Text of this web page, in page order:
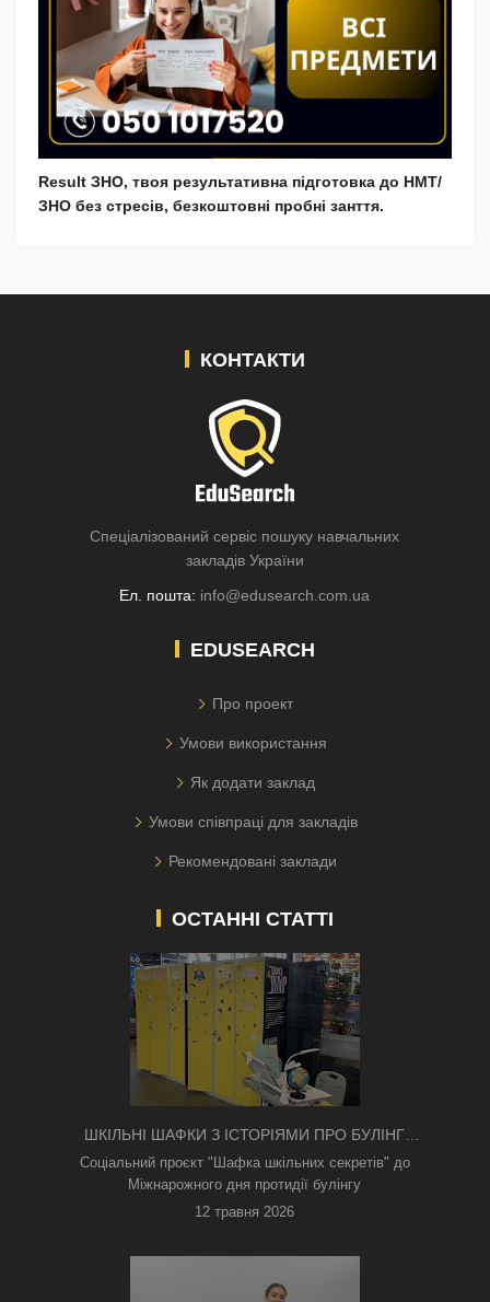
Result ЗНО, твоя результативна підготовка до НМТ/
ЗНО без стресів, безкоштовні пробні занття.
КОНТАКТИ
Спеціалізований сервіс пошуку навчальних
закладів України
Ел. пошта: info@edusearch.com.ua
EDUSEARCH
Про проект
Умови використання
Як додати заклад
Умови співпраці для закладів
Рекомендовані заклади
ОСТАННІ СТАТТІ
ШКІЛЬНІ ШАФКИ З ІСТОРІЯМИ ПРО БУЛІНГ
З'ЯВИЛИСЯ В КИЄВІ
Соціальний проєкт "Шафка шкільних секретів" до
Міжнарожного дня протидії булінгу
12 травня 2026